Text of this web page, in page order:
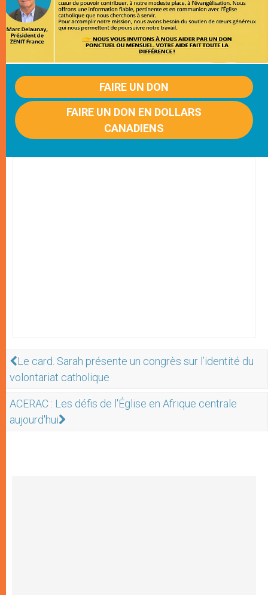
FAIRE UN DON
FAIRE UN DON EN DOLLARS
CANADIENS
Le card. Sarah présente un congrès sur l’identité du
volontariat catholique
ACERAC : Les défis de l'Église en Afrique centrale
aujourd'hui